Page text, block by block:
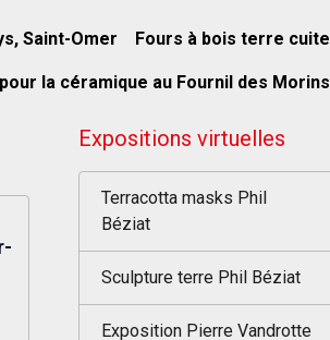
Saint-Omer Fours à bois terre cuite
la céramique au Fournil des Morins
Expositions virtuelles
Terracotta masks Phil
Béziat
Sculpture terre Phil Béziat
Exposition Pierre Vandrotte